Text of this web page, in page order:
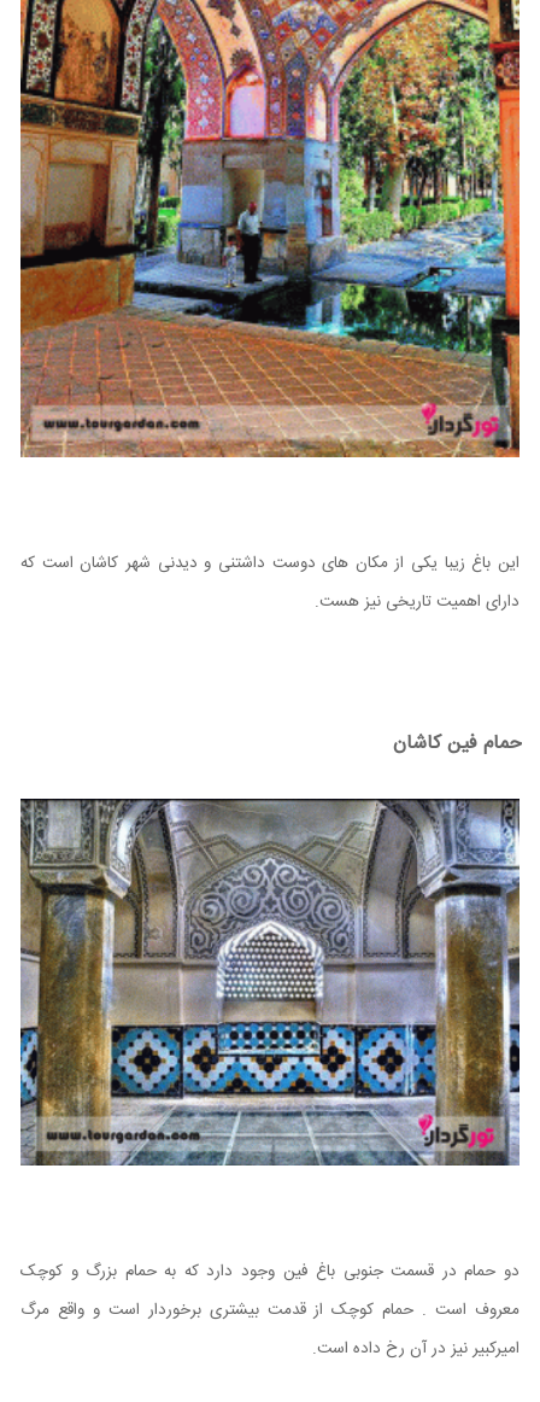
این باغ زیبا یکی از مکان های دوست داشتنی و دیدنی شهر کاشان است که
دارای اهمیت تاریخی نیز هست.
حمام فین کاشان
دو حمام در قسمت جنوبی باغ فین وجود دارد که به حمام بزرگ و کوچک
معروف است . حمام کوچک از قدمت بیشتری برخوردار است و واقع مرگ
امیرکبیر نیز در آن رخ داده است.